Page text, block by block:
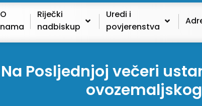
O
nama
Riječki
nadbiskup
Uredi i
povjerenstva
Na Posljednjoj večeri